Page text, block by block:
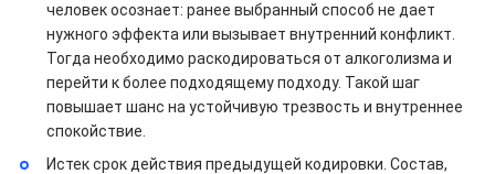
человек осознает: ранее выбранный способ не дает
нужного эффекта или вызывает внутренний конфликт.
Тогда необходимо раскодироваться от алкоголизма и
перейти к более подходящему подходу. Такой шаг
повышает шанс на устойчивую трезвость и внутреннее
спокойствие.
Истек срок действия предыдущей кодировки. Состав,